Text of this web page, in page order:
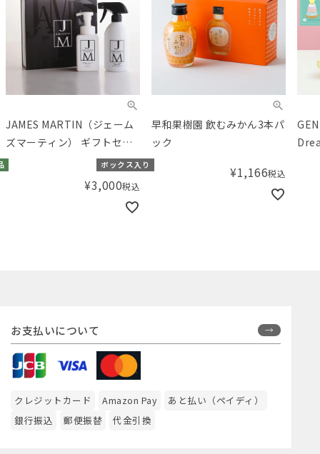
JAMES MARTIN（ジェーム
ズマーティン） ギフトセッ
トA
ボックス入り
¥3,000税込
早和果樹園 飲むみかん3本パ
ック
¥1,166税込
お支払いについて
クレジットカード Amazon Pay
あと払い（ペイディ）
銀行振込
郵便振替 代金引換